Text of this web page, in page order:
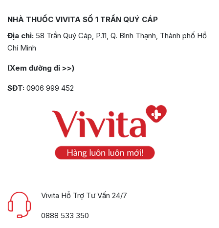
NHÀ THUỐC VIVITA SỐ 1 TRẦN QUÝ CÁP
Địa chỉ: 58 Trần Quý Cáp, P.11, Q. Bình Thạnh, Thành phố Hồ
Chí Minh
(Xem đường đi >>)
SĐT: 0906 999 452
Vivita Hỗ Trợ Tư Vấn 24/7
0888 533 350